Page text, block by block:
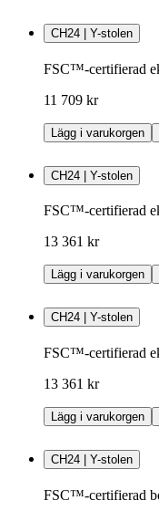
CH24 | Y-stolen
FSC™-certifierad
11 709 kr
Lägg i varukorgen
CH24 | Y-stolen
FSC™-certifierad
13 361 kr
Lägg i varukorgen
CH24 | Y-stolen
FSC™-certifierad
13 361 kr
Lägg i varukorgen
CH24 | Y-stolen
FSC™-certifierad